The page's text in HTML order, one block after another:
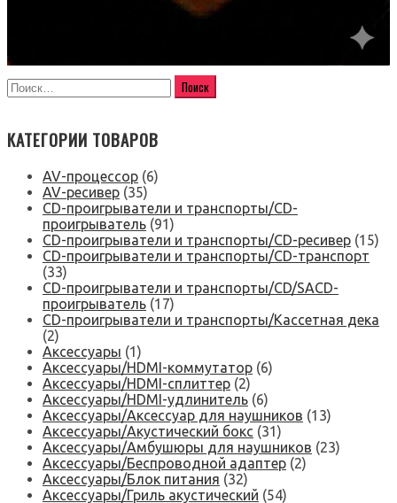
КАТЕГОРИИ ТОВАРОВ
AV-процессор (6)
AV-ресивер (35)
CD-проигрыватели и транспорты/CD-
проигрыватель (91)
CD-проигрыватели и транспорты/CD-ресивер (15)
CD-проигрыватели и транспорты/CD-транспорт
(33)
CD-проигрыватели и транспорты/CD/SACD-
проигрыватель (17)
CD-проигрыватели и транспорты/Кассетная дека
(2)
Аксессуары (1)
Аксессуары/HDMI-коммутатор (6)
Аксессуары/HDMI-сплиттер (2)
Аксессуары/HDMI-удлинитель (6)
Аксессуары/Аксессуар для наушников (13)
Аксессуары/Акустический бокс (31)
Аксессуары/Амбушюры для наушников (23)
Аксессуары/Беспроводной адаптер (2)
Аксессуары/Блок питания (32)
Аксессуары/Гриль акустический (54)